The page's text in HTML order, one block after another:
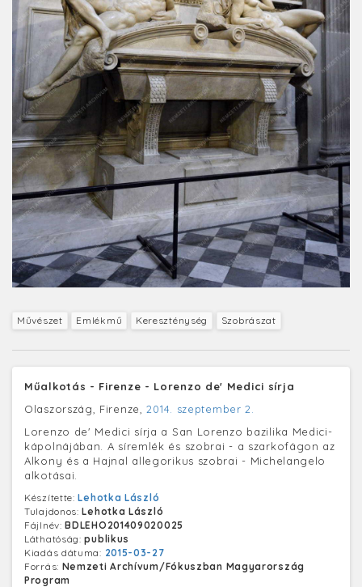
Művészet Emlékmű Kereszténység Szobrászat
Műalkotás - Firenze - Lorenzo de' Medici sírja
Olaszország, Firenze,2014. szeptember 2.
Lorenzo de' Medici sírja a San Lorenzo bazilika Medici-
kápolnájában. A síremlék és szobrai - a szarkofágon az
Alkony és a Hajnal allegorikus szobrai - Michelangelo
alkotásai.
Készítette:Lehotka László
Tulajdonos:Lehotka László
Fájlnév:BDLEHO201409020025
Láthatóság:publikus
Kiadás dátuma: 2015-03-27
Forrás: Nemzeti Archívum/Fókuszban Magyarország
Program